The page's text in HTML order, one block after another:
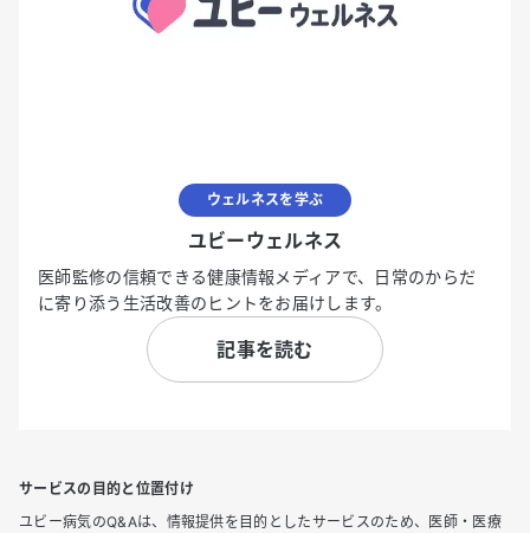
ウェルネスを学ぶ
ユビーウェルネス
医師監修の信頼できる健康情報メディアで、日常のからだ
に寄り添う生活改善のヒントをお届けします。
記事を読む
サービスの目的と位置付け
ユビー病気のQ&Aは、情報提供を目的としたサービスのため、医師・医療